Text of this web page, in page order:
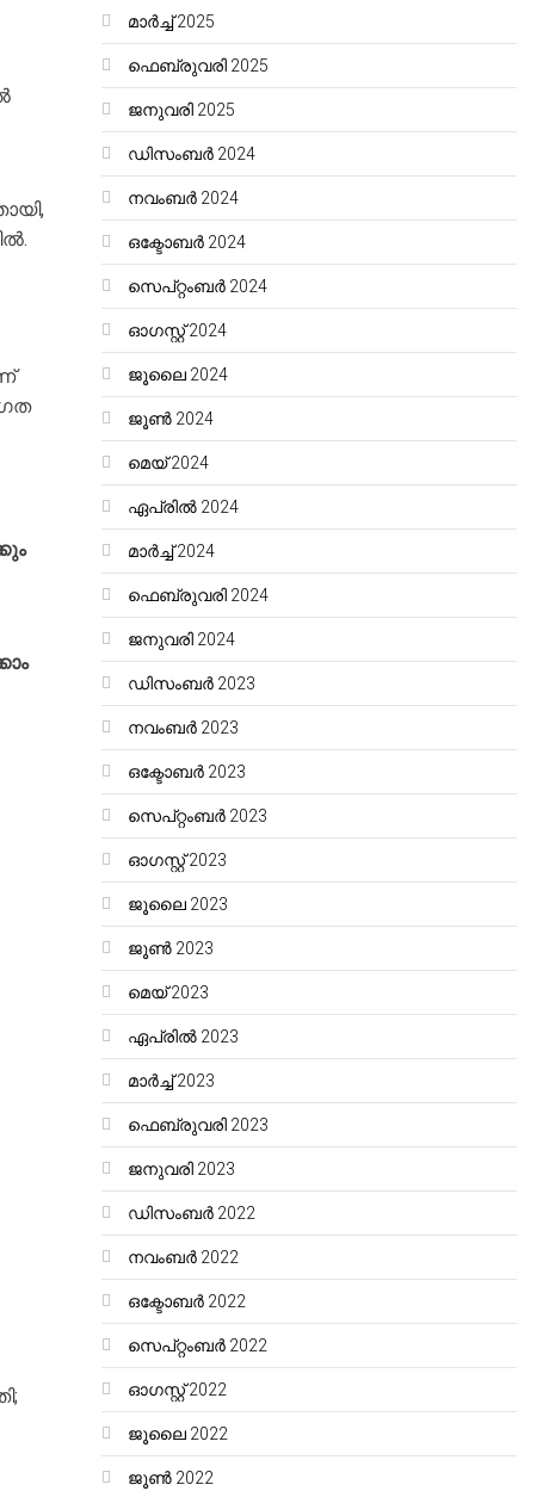
മാർച്ച്‌ 2025
ഫെബ്രുവരി 2025
ജനുവരി 2025
ഡിസംബർ 2024
നവംബർ 2024
ഒക്ടോബർ 2024
സെപ്റ്റംബർ 2024
ഓഗസ്റ്റ്‌ 2024
ജൂലൈ 2024
ജൂൺ 2024
മെയ്‌ 2024
ഏപ്രിൽ 2024
മാർച്ച്‌ 2024
ഫെബ്രുവരി 2024
ജനുവരി 2024
ഡിസംബർ 2023
നവംബർ 2023
ഒക്ടോബർ 2023
സെപ്റ്റംബർ 2023
ഓഗസ്റ്റ്‌ 2023
ജൂലൈ 2023
ജൂൺ 2023
മെയ്‌ 2023
ഏപ്രിൽ 2023
മാർച്ച്‌ 2023
ഫെബ്രുവരി 2023
ജനുവരി 2023
ഡിസംബർ 2022
നവംബർ 2022
ഒക്ടോബർ 2022
സെപ്റ്റംബർ 2022
ഓഗസ്റ്റ്‌ 2022
ജൂലൈ 2022
ജൂൺ 2022